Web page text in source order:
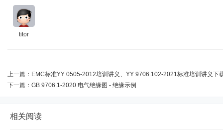
titor
上一篇： EMC标准YY 0505-2012培训讲义、YY 9706.102-2021标准培训讲义下
下一篇： GB 9706.1-2020 电气绝缘图 - 绝缘示例
相关阅读